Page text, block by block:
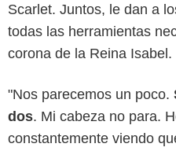
Scarlet. Juntos, le dan a
todas las herramientas
corona de la Reina Isabel.
"Nos parecemos un poco.
dos. Mi cabeza no para.
constantemente viendo